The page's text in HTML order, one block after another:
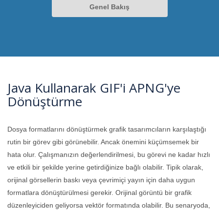
Genel Bakış
Java Kullanarak GIF'i APNG'ye
Dönüştürme
Dosya formatlarını dönüştürmek grafik tasarımcıların karşılaştığı
rutin bir görev gibi görünebilir. Ancak önemini küçümsemek bir
hata olur. Çalışmanızın değerlendirilmesi, bu görevi ne kadar hızlı
ve etkili bir şekilde yerine getirdiğinize bağlı olabilir. Tipik olarak,
orijinal görsellerin baskı veya çevrimiçi yayın için daha uygun
formatlara dönüştürülmesi gerekir. Orijinal görüntü bir grafik
düzenleyiciden geliyorsa vektör formatında olabilir. Bu senaryoda,